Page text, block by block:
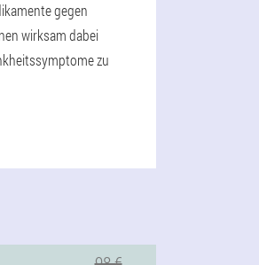
gegen
wirksam dabei
zu